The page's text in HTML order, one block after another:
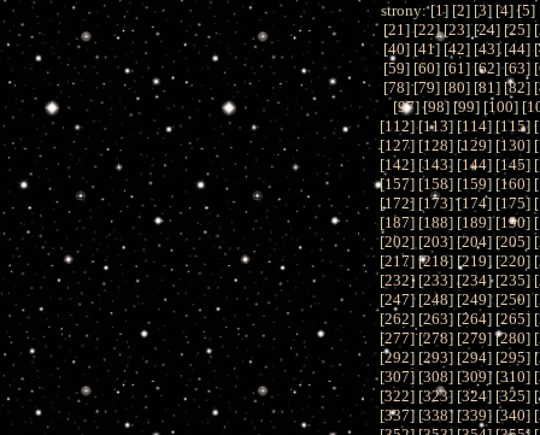
strony: [1] [2] [3] [4] [5]
[21] [22] [23] [24] [25] [
[40] [41] [42] [43] [44] [
[59] [60] [61] [62] [63] [
[78] [79] [80] [81] [82] [
[97] [98] [99] [100] [
[112] [113] [114] [115] [
[127] [128] [129] [130] [
[142] [143] [144] [145] [
[157] [158] [159] [160] [
[172] [173] [174] [175] [
[187] [188] [189] [190] [
[202] [203] [204] [205] [
[217] [218] [219] [220] [
[232] [233] [234] [235] [
[247] [248] [249] [250] [
[262] [263] [264] [265] [
[277] [278] [279] [280] [
[292] [293] [294] [295] [
[307] [308] [309] [310] [
[322] [323] [324] [325] [
[337] [338] [339] [340] [